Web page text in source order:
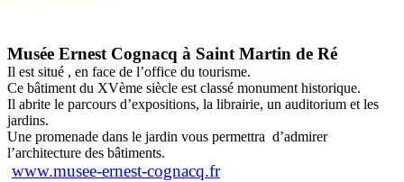
Musée Ernest Cognacq à Saint Martin de Ré
Il est situé , en face de l’office du tourisme.
Ce bâtiment du XVème siècle est classé monument historique.
Il abrite le parcours d’expositions, la librairie, un auditorium et les
jardins.
Une promenade dans le jardin vous permettra d’admirer
l’architecture des bâtiments.
www.musee-ernest-cognacq.fr